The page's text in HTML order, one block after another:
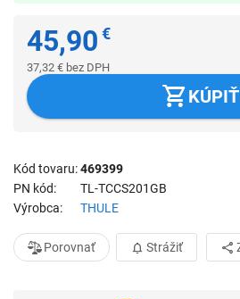
45,90 €
37,32 € bez DPH
KÚPIŤ
Kód tovaru 469399
PN kód
TL-TCCS201GB
Výrobca
THULE
Porovnať Strážiť